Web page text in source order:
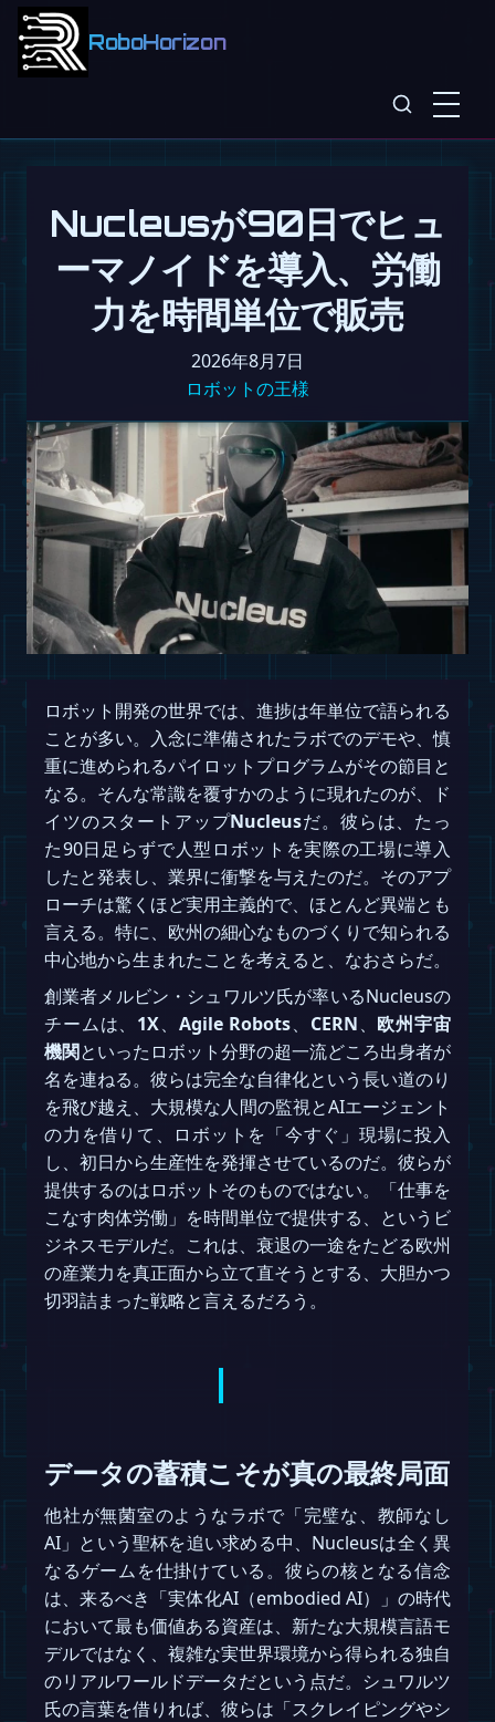
RoboHorizon
Nucleusが90日でヒュ
ーマノイドを導入、労働
力を時間単位で販売
2026年8月7日
ロボットの王様
ロボット開発の世界では、進捗は年単位で語られる
ことが多い。入念に準備されたラボでのデモや、慎
重に進められるパイロットプログラムがその節目と
なる。そんな常識を覆すかのように現れたのが、ド
イツのスタートアップNucleusだ。彼らは、たっ
た90日足らずで人型ロボットを実際の工場に導入
したと発表し、業界に衝撃を与えたのだ。そのアプ
ローチは驚くほど実用主義的で、ほとんど異端とも
言える。特に、欧州の細心なものづくりで知られる
中心地から生まれたことを考えると、なおさらだ。
創業者メルビン・シュワルツ氏が率いるNucleusの
チームは、 1X、Agile Robots、 CERN、 欧州宇宙
機関といったロボット分野の超一流どころ出身者が
名を連ねる。彼らは完全な自律化という長い道のり
を飛び越え、大規模な人間の監視とAIエージェント
の力を借りて、ロボットを「今すぐ」現場に投入
し、初日から生産性を発揮させているのだ。彼らが
提供するのはロボットそのものではない。「仕事を
こなす肉体労働」を時間単位で提供する、というビ
ジネスモデルだ。これは、衰退の一途をたどる欧州
の産業力を真正面から立て直そうとする、大胆かつ
切羽詰まった戦略と言えるだろう。
データの蓄積こそが真の最終局面
他社が無菌室のようなラボで「完璧な、教師なし
AI」という聖杯を追い求める中、Nucleusは全く異
なるゲームを仕掛けている。彼らの核となる信念
は、来るべき「実体化AI（embodied AI）」の時代
において最も価値ある資産は、新たな大規模言語モ
デルではなく、複雑な実世界環境から得られる独自
のリアルワールドデータだという点だ。シュワルツ
氏の言葉を借りれば、彼らは「スクレイピングやシ